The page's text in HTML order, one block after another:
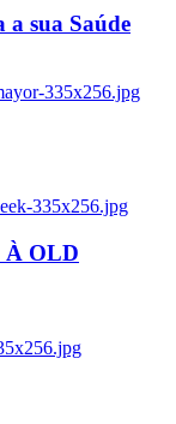
sua Saúde
335x256.jpg
335x256.jpg
À OLD